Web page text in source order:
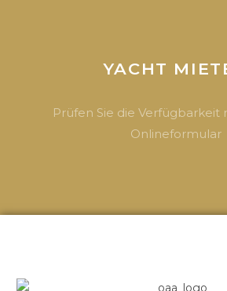
YACHT
Prüfen Sie die Verfügbarkeit
Onlineformular